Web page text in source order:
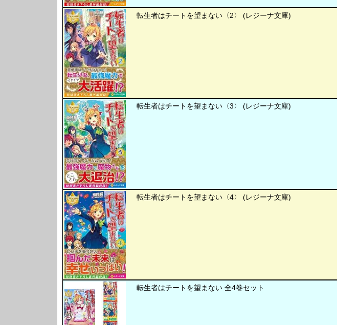
転生者はチートを望まない〈2〉 (レジーナ文庫)
転生者はチートを望まない〈3〉 (レジーナ文庫)
転生者はチートを望まない〈4〉 (レジーナ文庫)
転生者はチートを望まない 全4巻セット